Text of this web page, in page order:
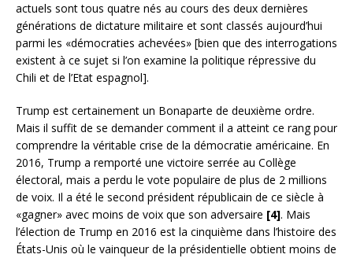
actuels sont tous quatre nés au cours des deux dernières
générations de dictature militaire et sont classés aujourd’hui
parmi les «démocraties achevées» [bien que des interrogations
existent à ce sujet si l’on examine la politique répressive du
Chili et de l’Etat espagnol].
Trump est certainement un Bonaparte de deuxième ordre.
Mais il suffit de se demander comment il a atteint ce rang pour
comprendre la véritable crise de la démocratie américaine. En
2016, Trump a remporté une victoire serrée au Collège
électoral, mais a perdu le vote populaire de plus de 2 millions
de voix. Il a été le second président républicain de ce siècle à
«gagner» avec moins de voix que son adversaire [4]. Mais
l’élection de Trump en 2016 est la cinquième dans l’histoire des
États-Unis où le vainqueur de la présidentielle obtient moins de